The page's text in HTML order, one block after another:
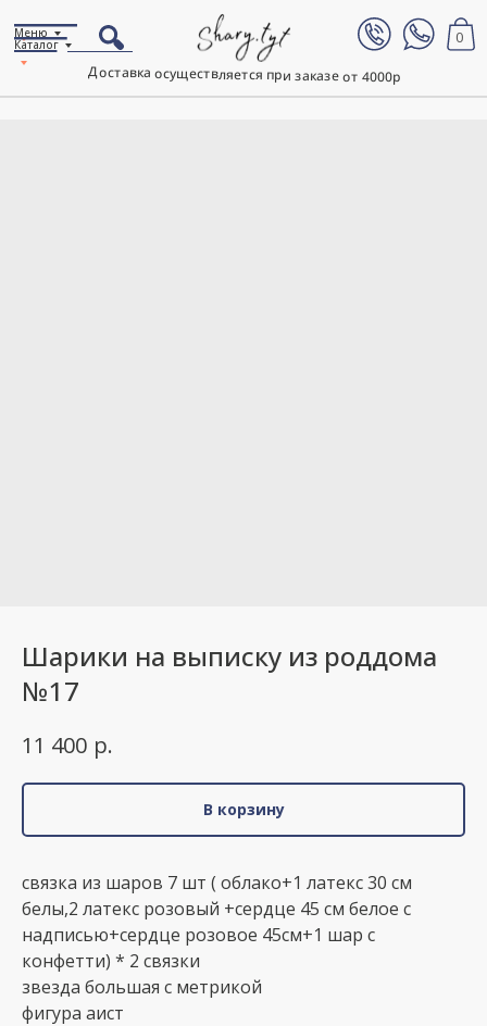
Доставка осуществляется при заказе от 4000р
0
Каталог
Меню
Шарики на выписку из роддома
№17
11 400 р.
В корзину
связка из шаров 7 шт ( облако+1 латекс 30 см
белы,2 латекс розовый +сердце 45 см белое с
надписью+сердце розовое 45см+1 шар с
конфетти) * 2 связки
звезда большая с метрикой
фигура аист